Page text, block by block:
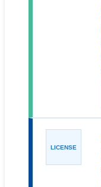
LICENSE